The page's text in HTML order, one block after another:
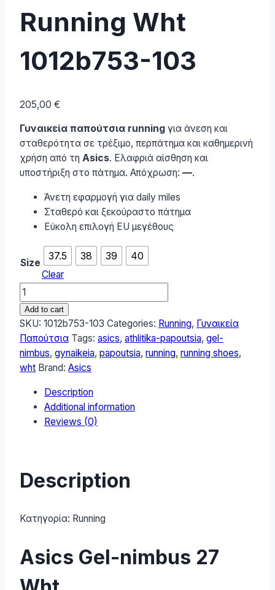
Running Wht
1012b753-103
205,00 €
Γυναικεία παπούτσια running για άνεση και
σταθερότητα σε τρέξιμο, περπάτημα και καθημερινή
χρήση από τη Asics. Ελαφριά αίσθηση και
υποστήριξη στο πάτημα. Απόχρωση: —.
Άνετη εφαρμογή για daily miles
Σταθερό και ξεκούραστο πάτημα
Εύκολη επιλογή EU μεγέθους
Size
37.5 38 39 40
Clear
ASICS
Gel-
nimbus
27
Γυναικεία
Αθλητικά
Running
Wht
1012b753-
Add to cart
SKU: 1012b753-103 Categories: Running, Γυναικεία
Παπούτσια Tags: asics, athlitika-papoutsia, gel-
nimbus, gynaikeia, papoutsia, running, running shoes,
wht Brand: Asics
Description
Additional information
Reviews (0)
Description
Κατηγορία: Running
Asics Gel-nimbus 27